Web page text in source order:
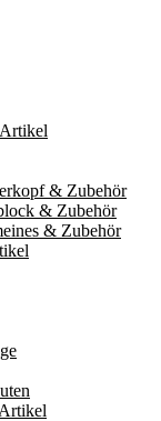
& Zubehör
& Zubehör
& Zubehör